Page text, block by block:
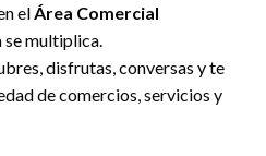
el Área Comercial
se multiplica.
disfrutas, conversas y te
de comercios, servicios y